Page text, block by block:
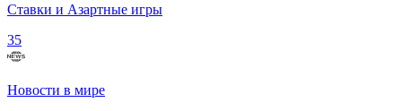
Ставки и Азартные игры
35
Новости в мире